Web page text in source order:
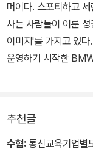
머이다. 스포티하고
사는 사람들이 이룬
이미지'를 가지고 있
운영하기 시작한
동경에 힘입어 의류용
추천글
수협: 통신교육기업